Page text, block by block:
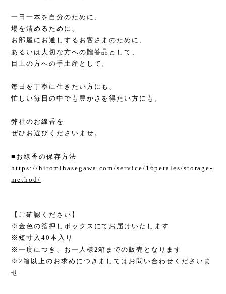
一日一本を自分のために、
場を清めるために、
お部屋にお通しするお客さまのために、
あるいは大切な方への贈答品として、
目上の方への手土産として。
毎日を丁寧に生きたい方にも、
忙しい毎日の中でも豊かさを得たい方にも。
弊社のお線香を
ぜひお選びくださいませ。
■お線香の保存方法
https://hiromihasegawa.com/service/16petales/storage-
method/
【ご確認ください】
※金色の箔押しボックスにてお届けいたします
※短寸入40本入り
※一度につき、お一人様2箱までの販売となります
※2箱以上のお求めにつきましてはお問い合わせくださいま
せ